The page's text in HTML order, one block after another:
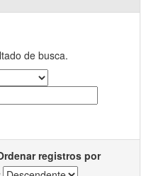
de busca.
registros por